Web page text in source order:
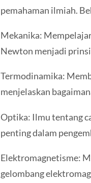
pemahaman ilmiah.
Mekanika:
Newton menjadi
Termodinamika:
menjelaskan
Optika: Ilmu tentang
penting dalam
Elektromagnetisme:
gelombang